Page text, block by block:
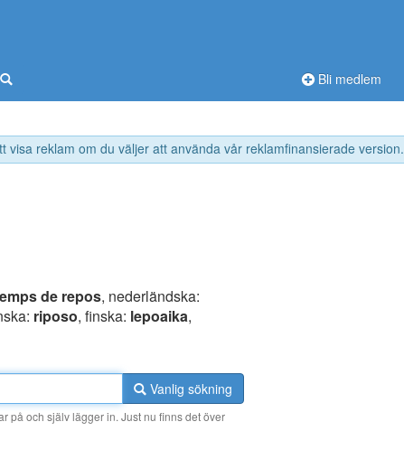
reklam om du väljer att använda vår reklamfinansierade version.
Bli medlem
de repos, nederländska:
riposo, finska: lepoaika,
Vanlig sökning
på och själv lägger in. Just nu finns det över